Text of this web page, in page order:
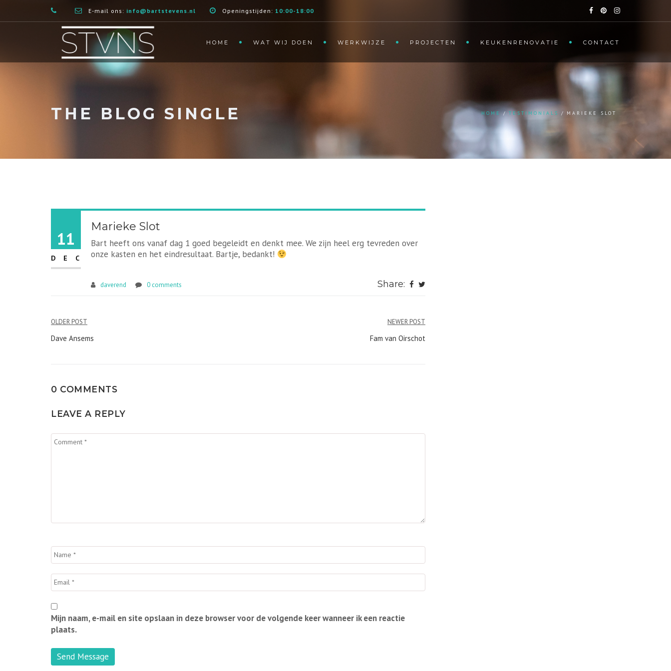
E-mail ons: info@bartstevens.nl Openingstijden: 10:00-18:00
HOME WAT WIJ DOEN WERKWIJZE PROJECTEN KEUKENRENOVATIE CONTACT
THE BLOG SINGLE HOME TESTIMONIALS MARIEKE SLOT
11
DEC
Marieke Slot
Bart heeft ons vanaf dag 1 goed begeleidt en denkt mee. We zijn heel erg tevreden over
onze kasten en het eindresultaat. Bartje, bedankt!
daverend 0 comments Share:
Bericht
navigatie
OLDER POST
Dave Ansems
NEWER POST
Fam van Oirschot
0 COMMENTS
LEAVE A REPLY
Mijn naam, e-mail en site opslaan in deze browser voor de volgende keer wanneer ik een reactie
plaats.